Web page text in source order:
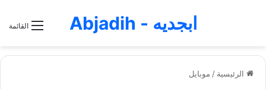
القائمة ابجديه - Abjadih
الرئيسية / موبايل